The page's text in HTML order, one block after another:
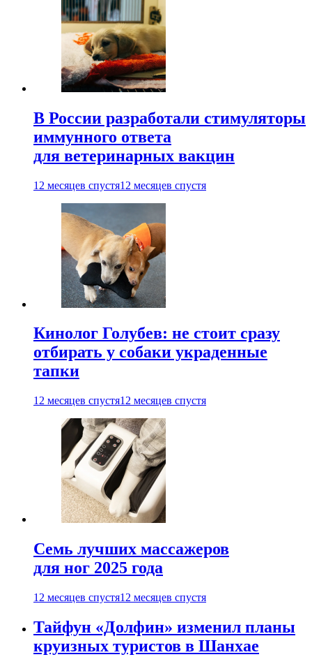
В России разработали стимуляторы
иммунного ответа
для ветеринарных вакцин
12 месяцев спустя12 месяцев спустя
Кинолог Голубев: не стоит сразу
отбирать у собаки украденные
тапки
12 месяцев спустя12 месяцев спустя
Семь лучших массажеров
для ног 2025 года
12 месяцев спустя12 месяцев спустя
Тайфун «Долфин» изменил планы
круизных туристов в Шанхае